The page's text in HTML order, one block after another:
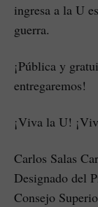
ingresa a la U
guerra.
¡Pública y
entregaremos!
¡Viva la U!
Carlos Salas
Designado del
Consejo